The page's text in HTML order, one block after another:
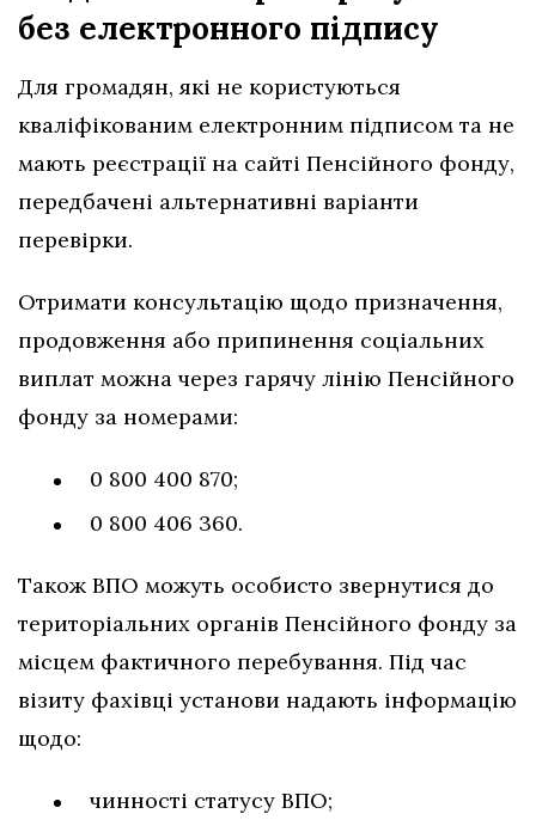
без електронного підпису
Для громадян, які не користуються
кваліфікованим електронним підписом та не
мають реєстрації на сайті Пенсійного фонду,
передбачені альтернативні варіанти
перевірки.
Отримати консультацію щодо призначення,
продовження або припинення соціальних
виплат можна через гарячу лінію Пенсійного
фонду за номерами:
0 800 400 870;
0 800 406 360.
Також ВПО можуть особисто звернутися до
територіальних органів Пенсійного фонду за
місцем фактичного перебування. Під час
візиту фахівці установи надають інформацію
щодо:
чинності статусу ВПО;